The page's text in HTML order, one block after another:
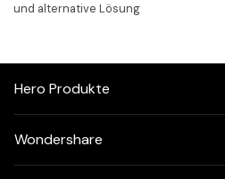
und alternative Lösung
Hero Produkte
Wondershare